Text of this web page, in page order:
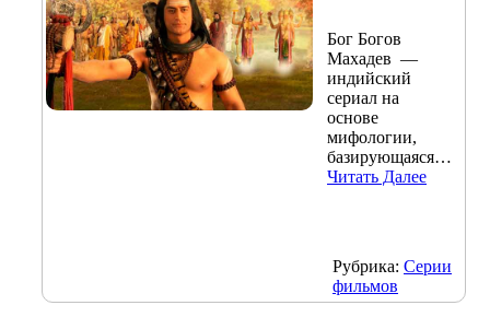
Бог Богов
Махадев —
индийский
сериал на
основе
мифологии,
базирующаяся…
Читать Далее
Рубрика: Серии
фильмов